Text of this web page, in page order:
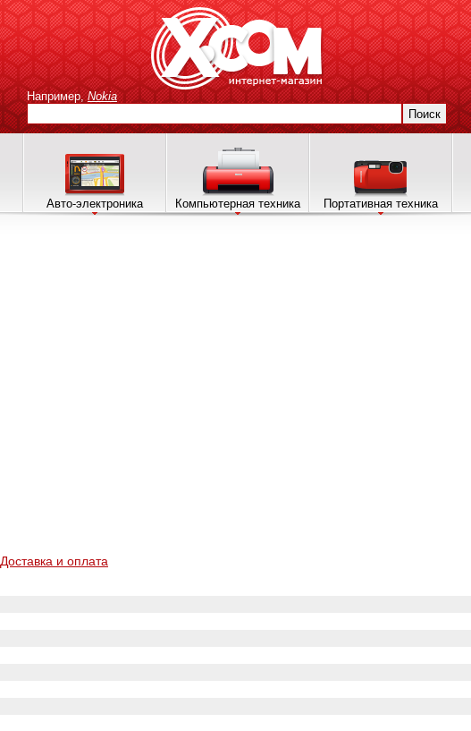
Например, Nokia
Поиск
Авто-электроника Компьютерная техника Портативная техника
Доставка и оплата